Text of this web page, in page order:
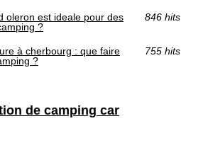
oleron est ideale pour des
?
846 hits
à cherbourg : que faire
?
755 hits
de camping car